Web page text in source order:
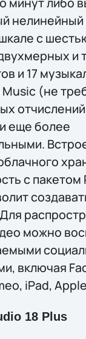
с
и
и 17
Music (не
ещe более
с
можно
включая
iPad,
18 Plus